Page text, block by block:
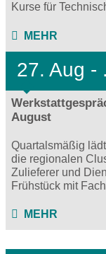
Kurse für
MEHR
27. Aug - .
August
Quartalsmäßig
die regionalen
Zulieferer und
Frühstück mit
MEHR